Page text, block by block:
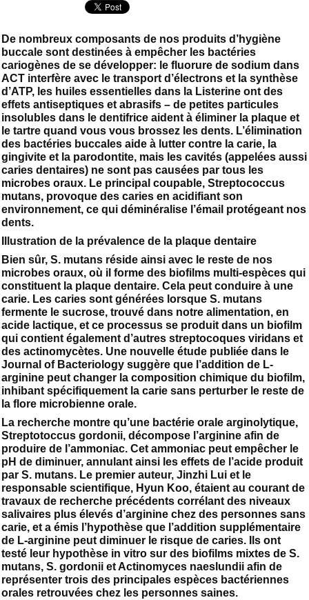
De nombreux composants de nos produits d’hygiène
buccale sont destinées à empêcher les bactéries
cariogènes de se développer: le fluorure de sodium dans
ACT interfère avec le transport d’électrons et la synthèse
d’ATP, les huiles essentielles dans la Listerine ont des
effets antiseptiques et abrasifs – de petites particules
insolubles dans le dentifrice aident à éliminer la plaque et
le tartre quand vous vous brossez les dents. L’élimination
des bactéries buccales aide à lutter contre la carie, la
gingivite et la parodontite, mais les cavités (appelées aussi
caries dentaires) ne sont pas causées par tous les
microbes oraux. Le principal coupable, Streptococcus
mutans, provoque des caries en acidifiant son
environnement, ce qui déminéralise l’émail protégeant nos
dents.
Illustration de la prévalence de la plaque dentaire
Bien sûr, S. mutans réside ainsi avec le reste de nos
microbes oraux, où il forme des biofilms multi-espèces qui
constituent la plaque dentaire. Cela peut conduire à une
carie. Les caries sont générées lorsque S. mutans
fermente le sucrose, trouvé dans notre alimentation, en
acide lactique, et ce processus se produit dans un biofilm
qui contient également d’autres streptocoques viridans et
des actinomycètes. Une nouvelle étude publiée dans le
Journal of Bacteriology suggère que l’addition de L-
arginine peut changer la composition chimique du biofilm,
inhibant spécifiquement la carie sans perturber le reste de
la flore microbienne orale.
La recherche montre qu’une bactérie orale arginolytique,
Streptotoccus gordonii, décompose l’arginine afin de
produire de l’ammoniac. Cet ammoniac peut empêcher le
pH de diminuer, annulant ainsi les effets de l’acide produit
par S. mutans. Le premier auteur, Jinzhi Lui et le
responsable scientifique, Hyun Koo, étaient au courant de
travaux de recherche précédents corrélant des niveaux
salivaires plus élevés d’arginine chez des personnes sans
carie, et a émis l’hypothèse que l’addition supplémentaire
de L-arginine peut diminuer le risque de caries. Ils ont
testé leur hypothèse in vitro sur des biofilms mixtes de S.
mutans, S. gordonii et Actinomyces naeslundii afin de
représenter trois des principales espèces bactériennes
orales retrouvées chez les personnes saines.